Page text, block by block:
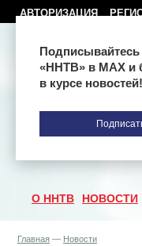
АВТОРИЗАЦИЯ
О ННТВ НОВОСТИ
Главная — Новости
Подписывайтесь
«ННТВ» в МАХ и
в курсе новостей!